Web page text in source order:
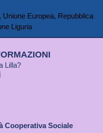
Lilla?
Cooperativa Sociale